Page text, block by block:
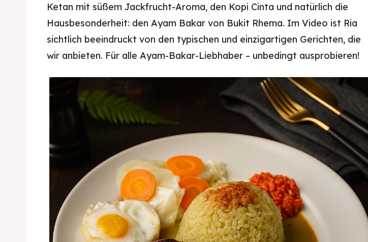
Donut Kedai Bukit Rhema
donut bukit rhema
Ketan mit süßem Jackfrucht-Aroma, den Kopi Cinta und natürlich die
Hausbesonderheit: den Ayam Bakar von Bukit Rhema. Im Video ist Ria
sichtlich beeindruckt von den typischen und einzigartigen Gerichten, die
wir anbieten. Für alle Ayam-Bakar-Liebhaber – unbedingt ausprobieren!